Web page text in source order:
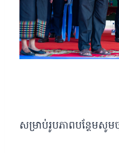
សម្រាប់រូបភាពបន្ថែមសូ